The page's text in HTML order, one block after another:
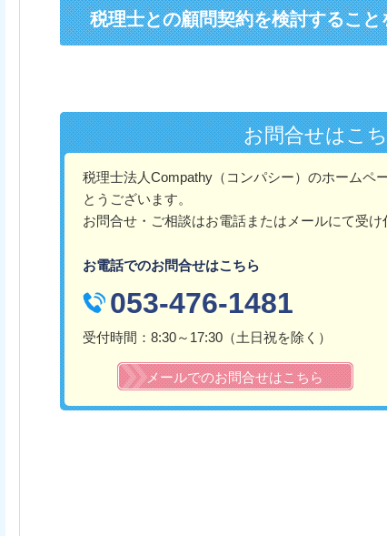
税理士との顧問契約を検討するこ
お問合せはこ
税理士法人Compathy（コンパシー）のホームペ
とうございます。
お問合せ・ご相談はお電話またはメールにて受け
お電話でのお問合せはこちら
053-476-1481
受付時間：8:30～17:30（土日祝を除く）
メールでのお問合せはこちら